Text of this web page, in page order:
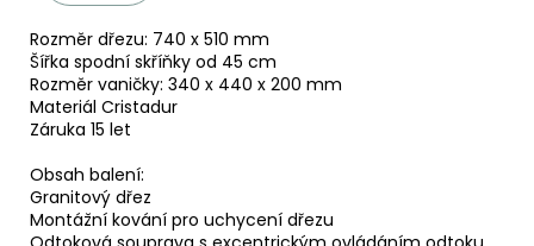
Rozměr dřezu: 740 x 510 mm
Šířka spodní skříňky od 45 cm
Rozměr vaničky: 340 x 440 x 200 mm
Materiál Cristadur
Záruka 15 let
Obsah balení:
Granitový dřez
Montážní kování pro uchycení dřezu